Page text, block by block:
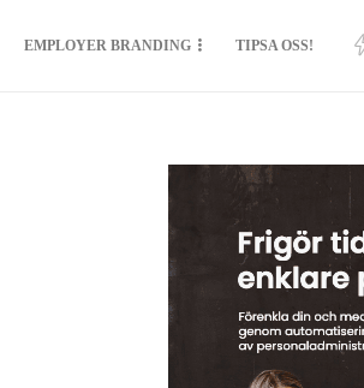
EMPLOYER BRANDING TIPSA OSS!